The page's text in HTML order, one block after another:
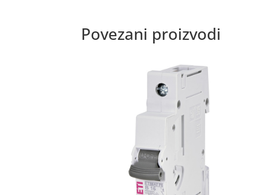
Povezani proizvodi